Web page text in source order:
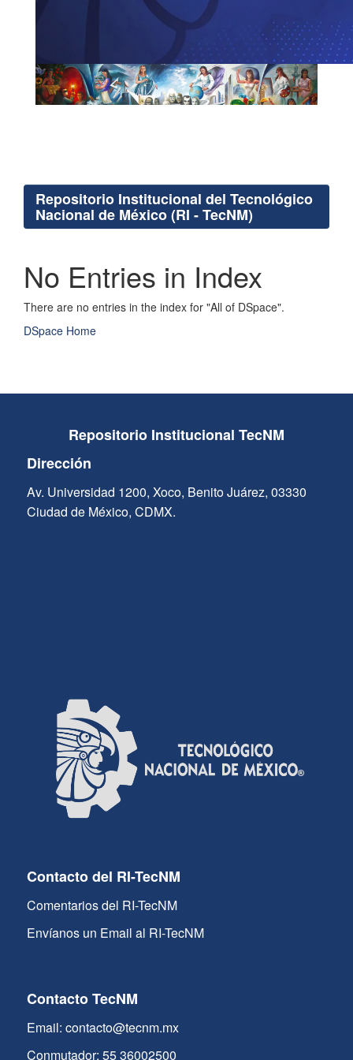
Repositorio Institucional del Tecnológico
Nacional de México (RI - TecNM)
No Entries in Index
There are no entries in the index for "All of DSpace".
DSpace Home
Repositorio Institucional TecNM
Dirección
Av. Universidad 1200, Xoco, Benito Juárez, 03330
Ciudad de México, CDMX.
Contacto del RI-TecNM
Comentarios del RI-TecNM
Envíanos un Email al RI-TecNM
Contacto TecNM
Email: contacto@tecnm.mx
Conmutador: 55 36002500